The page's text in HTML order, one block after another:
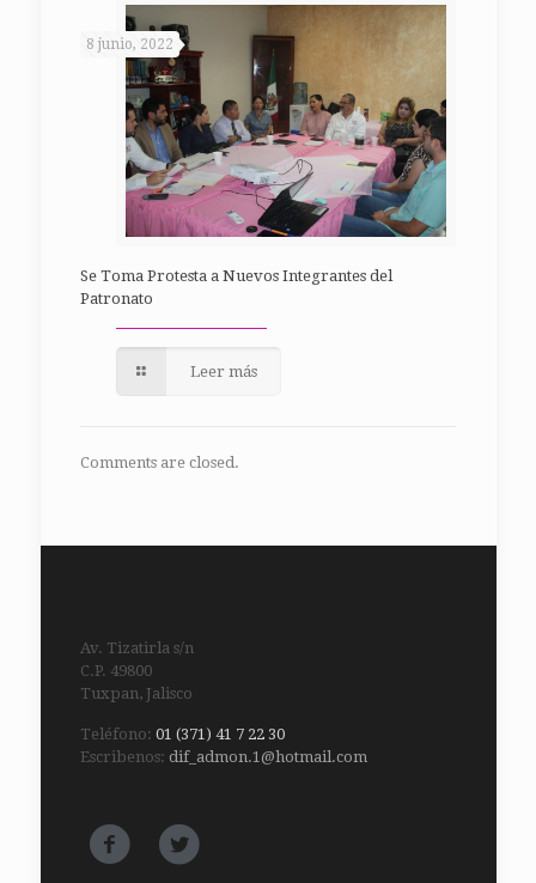
8 junio, 2022
Se Toma Protesta a Nuevos Integrantes del
Patronato
Leer más
Comments are closed.
Av. Tizatirla s/n
C.P. 49800
Tuxpan, Jalisco
Teléfono: 01 (371) 41 7 22 30
Escribenos: dif_admon.1@hotmail.com